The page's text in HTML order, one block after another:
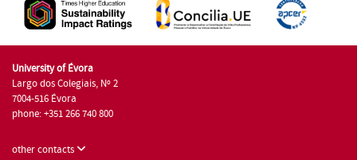
University of Évora
Largo dos Colegiais, Nº 2
7004-516 Évora
phone: +351 266 740 800
other contacts